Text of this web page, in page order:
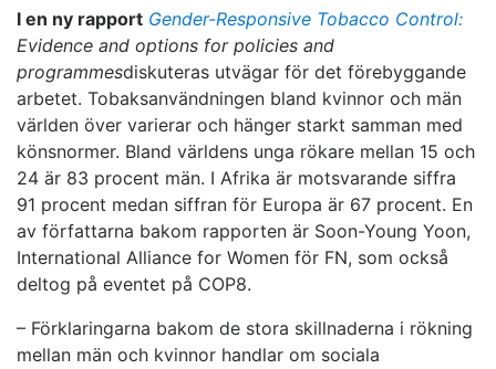
I en ny rapport Gender-Responsive Tobacco Control:
Evidence and options for policies and
programmesdiskuteras utvägar för det förebyggande
arbetet. Tobaksanvändningen bland kvinnor och män
världen över varierar och hänger starkt samman med
könsnormer. Bland världens unga rökare mellan 15 och
24 är 83 procent män. I Afrika är motsvarande siffra
91 procent medan siffran för Europa är 67 procent. En
av författarna bakom rapporten är Soon-Young Yoon,
International Alliance for Women för FN, som också
deltog på eventet på COP8.
– Förklaringarna bakom de stora skillnaderna i rökning
mellan män och kvinnor handlar om sociala